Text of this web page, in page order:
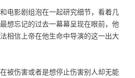
电影剧组泡在一起研究细节，看着几
想忘记的过去一幕幕呈现在眼前，他
相信上帝在他生命中导演的这一出大
被伤害或者是想停止伤害别人却无能